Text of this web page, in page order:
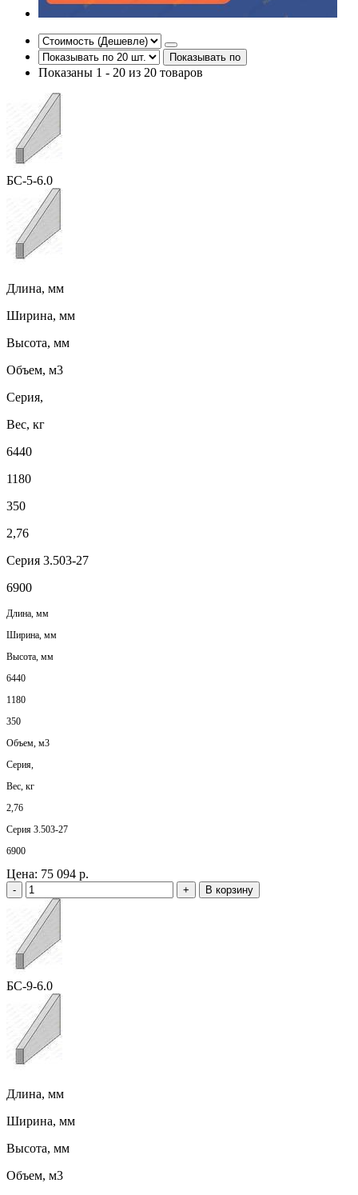
Показывать по
Показаны 1 - 20 из 20 товаров
БС-5-6.0
Длина, мм
Ширина, мм
Высота, мм
Объем, м3
Серия,
Вес, кг
6440
1180
350
2,76
Серия 3.503-27
6900
Длина, мм
Ширина, мм
Высота, мм
6440
1180
350
Объем, м3
Серия,
Вес, кг
2,76
Серия 3.503-27
6900
Цена: 75 094 р.
- + В корзину
БС-9-6.0
Длина, мм
Ширина, мм
Высота, мм
Объем, м3